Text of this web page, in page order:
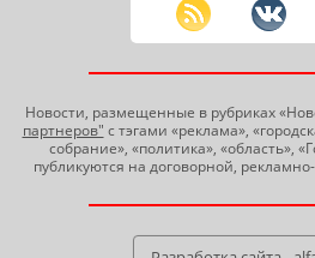
Новости, размещенные в рубриках
партнеров" с тэгами «реклама»,
собрание», «политика», «область»,
публикуются на договорной,